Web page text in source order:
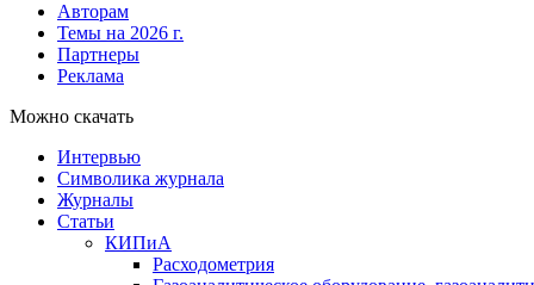
Авторам
Темы на 2026 г.
Партнеры
Реклама
Можно скачать
Интервью
Символика журнала
Журналы
Статьи
КИПиА
Расходометрия